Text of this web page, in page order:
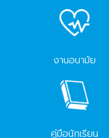
งานอนามัย
คู่มือนักเรียน